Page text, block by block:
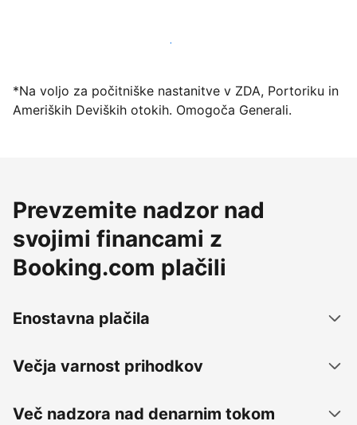
Danes ponudite nastanitev prek naše platforme
*Na voljo za počitniške nastanitve v ZDA, Portoriku in
Ameriških Deviških otokih. Omogoča Generali.
Prevzemite nadzor nad
svojimi financami z
Booking.com plačili
Enostavna plačila
Večja varnost prihodkov
Več nadzora nad denarnim tokom